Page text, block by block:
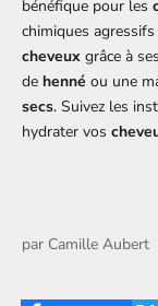
bénéfique pour les
chimiques
cheveux grâce à ses
de henné ou une
secs. Suivez les
hydrater vos
par Camille Aubert